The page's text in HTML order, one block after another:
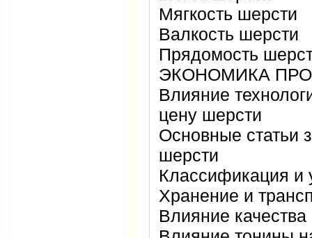
Мягкость шерсти
Валкость шерсти
Прядомость
ЭКОНОМИКА
Влияние
цену шерсти
Основные статьи
шерсти
Классификация и
Хранение и
Влияние